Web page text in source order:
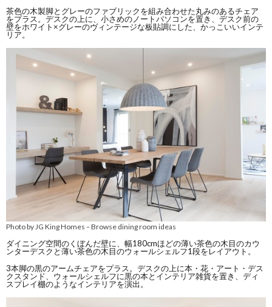
茶色の木製脚とグレーのファブリックを組み合わせた丸みのあるチェア
をプラス。デスクの上に、小さめのノートパソコンを置き、デスク前の
壁をホワイト×グレーのヴィンテージな板貼調にした、かっこいいインテ
リア。
Photo by JG King Homes –Browse dining room ideas
ダイニング空間のくぼんだ壁に、幅180cmほどの薄い茶色の木目のカウ
ンターデスクと薄い茶色の木目のウォールシェルフ1段をレイアウト。
3本脚の黒のアームチェアをプラス。デスクの上に本・花・アート・デス
クスタンド、ウォールシェルフに黒の本とインテリア雑貨を置き、ディ
スプレイ棚のようなインテリアを演出。